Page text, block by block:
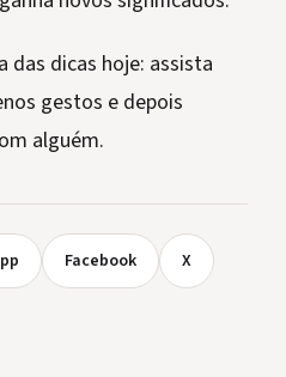
das dicas hoje: assista
gestos e depois
alguém.
Facebook X